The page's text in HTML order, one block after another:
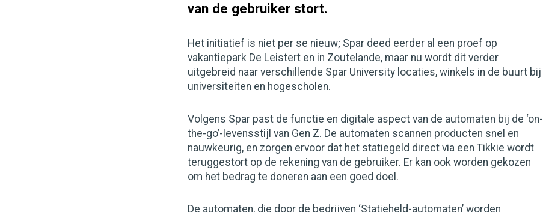
van de gebruiker stort.
Het initiatief is niet per se nieuw; Spar deed eerder al een proef op
vakantiepark De Leistert en in Zoutelande, maar nu wordt dit verder
uitgebreid naar verschillende Spar University locaties, winkels in de buurt bij
universiteiten en hogescholen.
Volgens Spar past de functie en digitale aspect van de automaten bij de ‘on-
the-go’-levensstijl van Gen Z. De automaten scannen producten snel en
nauwkeurig, en zorgen ervoor dat het statiegeld direct via een Tikkie wordt
teruggestort op de rekening van de gebruiker. Er kan ook worden gekozen
om het bedrag te doneren aan een goed doel.
De automaten, die door de bedrijven ‘Statieheld-automaten’ worden